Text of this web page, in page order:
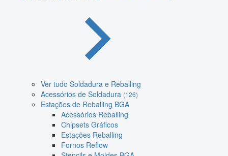
Ver tudo Soldadura e Reballing
Acessórios de Soldadura (126)
Estações de Reballing BGA
Acessórios Reballing
Chipsets Gráficos
Estações Reballing
Fornos Reflow